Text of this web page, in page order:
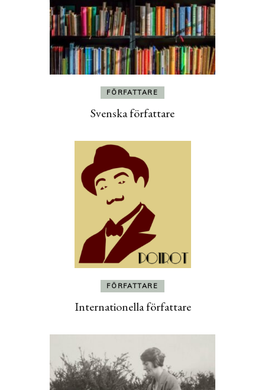
FÖRFATTARE
Svenska författare
FÖRFATTARE
Internationella författare